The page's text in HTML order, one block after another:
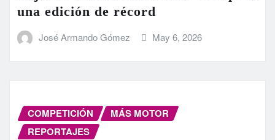
una edición de récord
José Armando Gómez May 6, 2026
COMPETICIÓN
MÁS MOTOR
REPORTAJES